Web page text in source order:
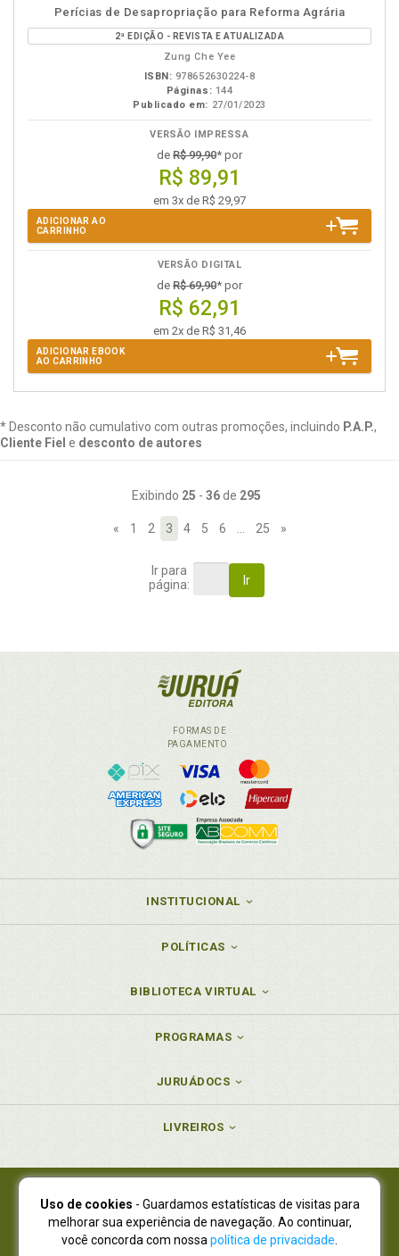
disponível
em
eBook
Disponível
na
B.V.
páginas
Perícias de Desapropriação para Reforma Agrária
2ª EDIÇÃO - REVISTA E ATUALIZADA
Zung Che Yee
ISBN: 978652630224-8
Páginas: 144
Publicado em: 27/01/2023
VERSÃO IMPRESSA
de R$ 99,90* por
R$ 89,91
em 3x de R$ 29,97
ADICIONAR AO
CARRINHO
VERSÃO DIGITAL
de R$ 69,90* por
R$ 62,91
em 2x de R$ 31,46
ADICIONAR EBOOK
AO CARRINHO
* Desconto não cumulativo com outras promoções, incluindo P.A.P.,
Cliente Fiel e desconto de autores
Exibindo 25 - 36de 295
« 1 2 3 4 5 6 25 »
Ir para
página:
Ir
FORMAS DE
PAGAMENTO
INSTITUCIONAL
POLÍTICAS
BIBLIOTECA VIRTUAL
PROGRAMAS
JURUÁDOCS
LIVREIROS
Juruá Editora Ltda., CNPJ 77.535.508/0001-19
Juruá Informática Ltda., CNPJ 01.701.561/0001-80
NOVO ENDEREÇO:R. Flávio Dallegrave, 7665, São Lourenço |
Uso de cookies - Guardamos estatísticas de visitas para
melhorar sua experiência de navegação. Ao continuar,
você concorda com nossa política de privacidade